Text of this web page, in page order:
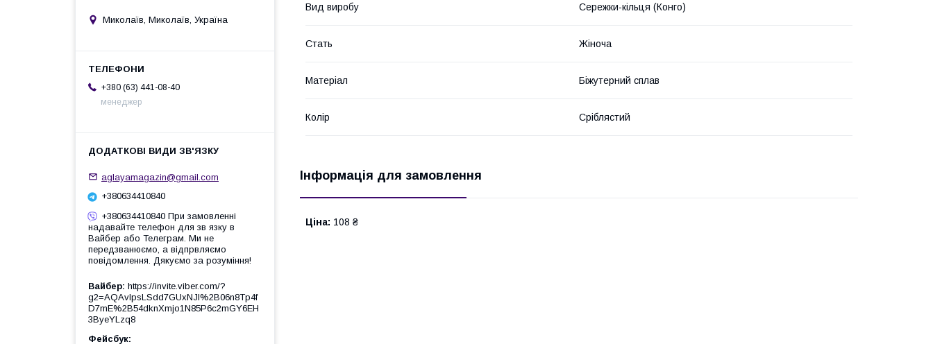
Вид виробу Сережки-кільця (Конго)
Стать Жіноча
Матеріал Біжутерний сплав
Колір Сріблястий
Інформація для замовлення
Ціна: 108 ₴
Миколаїв, Миколаїв, Україна
+380 (63) 441-08-40
менеджер
aglayamagazin@gmail.com
+380634410840
+380634410840 При замовленні
надавайте телефон для зв язку в
Вайбер або Телеграм. Ми не
передзванюємо, а відпрвляємо
повідомлення. Дякуємо за розуміння!
Вайбер https://invite.viber.com/?
g2=AQAvlpsLSdd7GUxNJl%2B06n8Tp4f
D7mE%2B54dknXmjo1N85P6c2mGY6EH
3ByeYLzq8
Фейсбук